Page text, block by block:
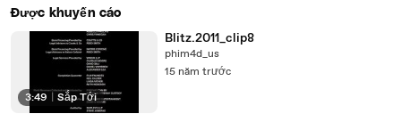
Được khuyến cáo
3:49 Sắp Tới
Blitz.2011_clip8
phim4d_us
15 năm trước